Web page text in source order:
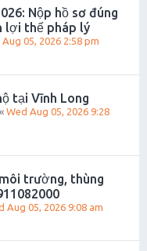
Nộp hồ sơ đúng
lợi thế pháp lý
05, 2026 2:58 pm
tại Vĩnh Long
« Wed Aug 05, 2026 9:28
trường, thùng
Aug 05, 2026 9:08 am